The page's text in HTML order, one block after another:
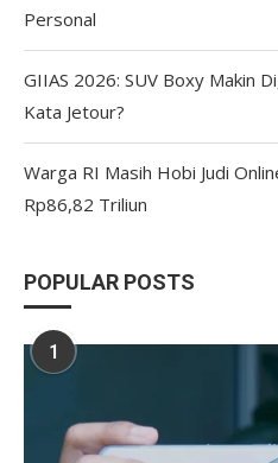
Personal
GIIAS 2026: SUV Boxy Makin
Kata Jetour?
Warga RI Masih Hobi Judi
Rp86,82 Triliun
POPULAR POSTS
1